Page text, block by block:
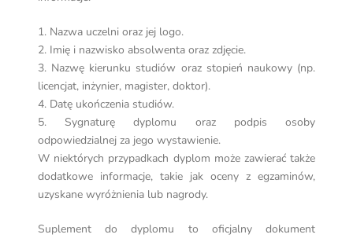
1. Nazwa uczelni oraz jej logo.
2. Imię i nazwisko absolwenta oraz zdjęcie.
3. Nazwę kierunku studiów oraz stopień naukowy (np.
licencjat, inżynier, magister, doktor).
4. Datę ukończenia studiów.
5. Sygnaturę dyplomu oraz podpis osoby
odpowiedzialnej za jego wystawienie.
W niektórych przypadkach dyplom może zawierać także
dodatkowe informacje, takie jak oceny z egzaminów,
uzyskane wyróżnienia lub nagrody.
Suplement do dyplomu to oficjalny dokument